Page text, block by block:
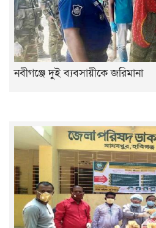
নবীগঞ্জে দুই ব্যবসায়ীকে জরিমানা